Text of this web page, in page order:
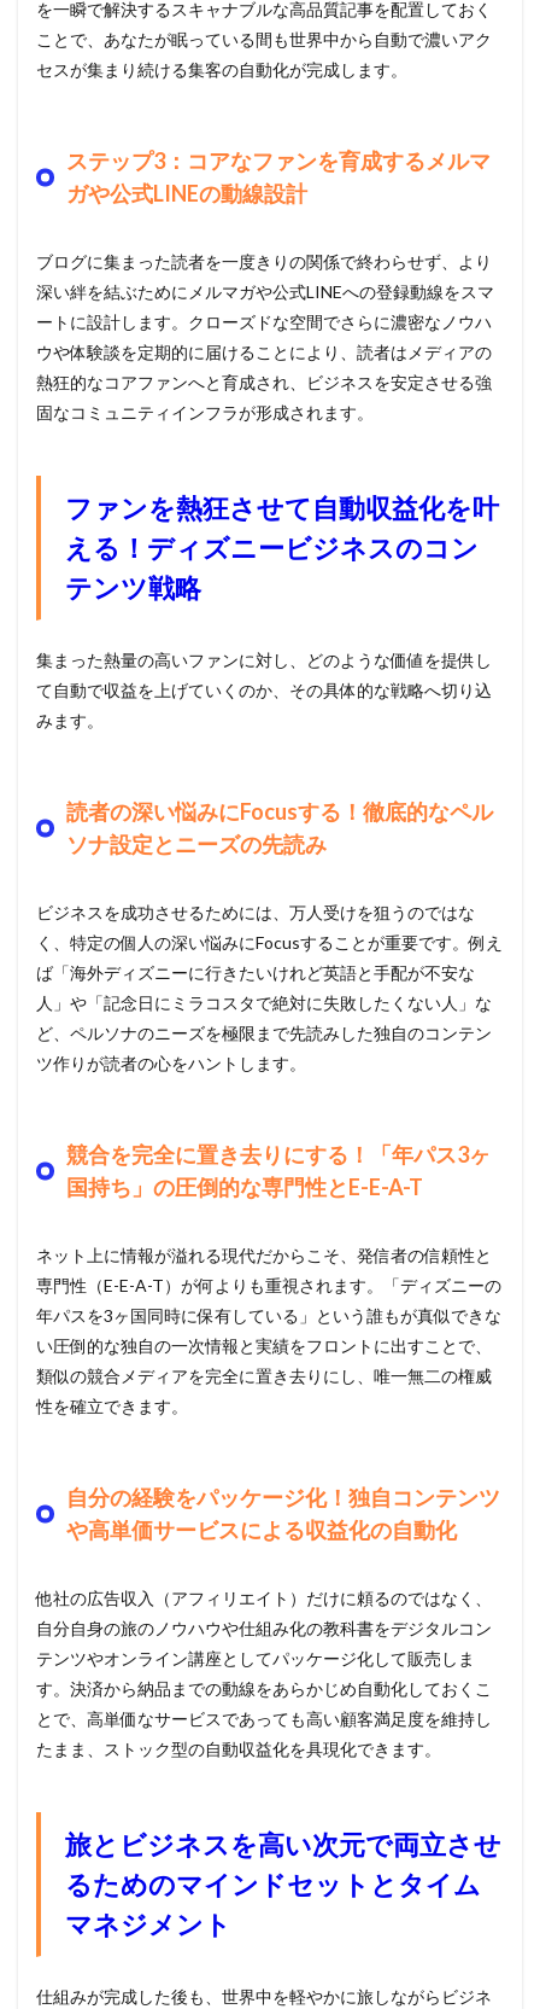
を一瞬で解決するスキャナブルな高品質記事を配置しておく
ことで、あなたが眠っている間も世界中から自動で濃いアク
セスが集まり続ける集客の自動化が完成します。
ステップ3：コアなファンを育成するメルマ
ガや公式LINEの動線設計
ブログに集まった読者を一度きりの関係で終わらせず、より
深い絆を結ぶためにメルマガや公式LINEへの登録動線をスマ
ートに設計します。クローズドな空間でさらに濃密なノウハ
ウや体験談を定期的に届けることにより、読者はメディアの
熱狂的なコアファンへと育成され、ビジネスを安定させる強
固なコミュニティインフラが形成されます。
ファンを熱狂させて自動収益化を叶
える！ディズニービジネスのコン
テンツ戦略
集まった熱量の高いファンに対し、どのような価値を提供し
て自動で収益を上げていくのか、その具体的な戦略へ切り込
みます。
読者の深い悩みにFocusする！徹底的なペル
ソナ設定とニーズの先読み
ビジネスを成功させるためには、万人受けを狙うのではな
く、特定の個人の深い悩みにFocusすることが重要です。例え
ば「海外ディズニーに行きたいけれど英語と手配が不安な
人」や「記念日にミラコスタで絶対に失敗したくない人」な
ど、ペルソナのニーズを極限まで先読みした独自のコンテン
ツ作りが読者の心をハントします。
競合を完全に置き去りにする！「年パス3ヶ
国持ち」の圧倒的な専門性とE-E-A-T
ネット上に情報が溢れる現代だからこそ、発信者の信頼性と
専門性（E-E-A-T）が何よりも重視されます。「ディズニーの
年パスを3ヶ国同時に保有している」という誰もが真似できな
い圧倒的な独自の一次情報と実績をフロントに出すことで、
類似の競合メディアを完全に置き去りにし、唯一無二の権威
性を確立できます。
自分の経験をパッケージ化！独自コンテンツ
や高単価サービスによる収益化の自動化
他社の広告収入（アフィリエイト）だけに頼るのではなく、
自分自身の旅のノウハウや仕組み化の教科書をデジタルコン
テンツやオンライン講座としてパッケージ化して販売しま
す。決済から納品までの動線をあらかじめ自動化しておくこ
とで、高単価なサービスであっても高い顧客満足度を維持し
たまま、ストック型の自動収益化を具現化できます。
旅とビジネスを高い次元で両立させ
るためのマインドセットとタイム
マネジメント
仕組みが完成した後も、世界中を軽やかに旅しながらビジネ